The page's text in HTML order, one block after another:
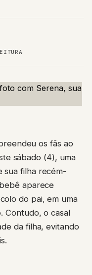
os fãs ao
sábado (4), uma
sua filha recém-
aparece
do pai, em uma
Contudo, o casal
da filha, evitando